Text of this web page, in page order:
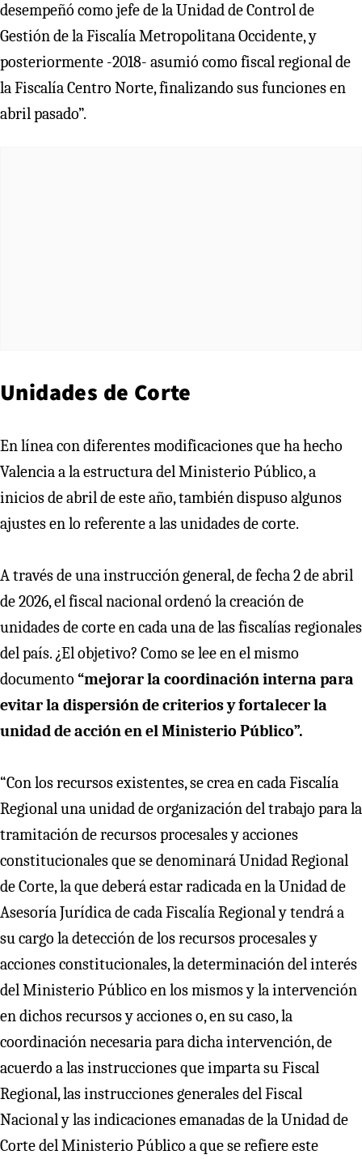
desempeñó como jefe de la Unidad de Control de
Gestión de la Fiscalía Metropolitana Occidente, y
posteriormente -2018- asumió como fiscal regional de
la Fiscalía Centro Norte, finalizando sus funciones en
abril pasado”.
Unidades de Corte
En línea con diferentes modificaciones que ha hecho
Valencia a la estructura del Ministerio Público, a
inicios de abril de este año, también dispuso algunos
ajustes en lo referente a las unidades de corte.
A través de una instrucción general, de fecha 2 de abril
de 2026, el fiscal nacional ordenó la creación de
unidades de corte en cada una de las fiscalías regionales
del país. ¿El objetivo? Como se lee en el mismo
documento “mejorar la coordinación interna para
evitar la dispersión de criterios y fortalecer la
unidad de acción en el Ministerio Público”.
“Con los recursos existentes, se crea en cada Fiscalía
Regional una unidad de organización del trabajo para la
tramitación de recursos procesales y acciones
constitucionales que se denominará Unidad Regional
de Corte, la que deberá estar radicada en la Unidad de
Asesoría Jurídica de cada Fiscalía Regional y tendrá a
su cargo la detección de los recursos procesales y
acciones constitucionales, la determinación del interés
del Ministerio Público en los mismos y la intervención
en dichos recursos y acciones o, en su caso, la
coordinación necesaria para dicha intervención, de
acuerdo a las instrucciones que imparta su Fiscal
Regional, las instrucciones generales del Fiscal
Nacional y las indicaciones emanadas de la Unidad de
Corte del Ministerio Público a que se refiere este